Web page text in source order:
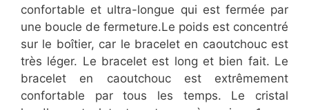
confortable et ultra-longue qui est fermée par
une boucle de fermeture.Le poids est concentré
sur le boîtier, car le bracelet en caoutchouc est
très léger. Le bracelet est long et bien fait. Le
bracelet en caoutchouc est extrêmement
confortable par tous les temps. Le cristal